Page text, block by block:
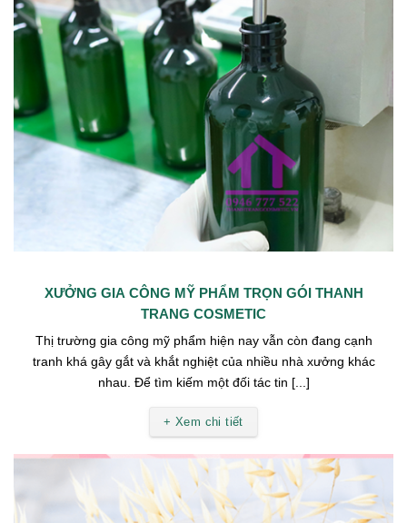
XƯỞNG GIA CÔNG MỸ PHẨM TRỌN GÓI THANH
TRANG COSMETIC
Thị trường gia công mỹ phẩm hiện nay vẫn còn đang cạnh
tranh khá gây gắt và khắt nghiệt của nhiều nhà xưởng khác
nhau. Để tìm kiếm một đối tác tin [...]
+ Xem chi tiết